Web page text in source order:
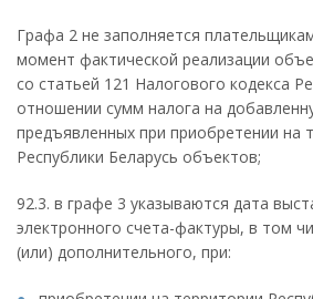
Графа 2 не заполняется
момент фактической реализации
со статьей 121 Налогового кодекса
отношении сумм налога на
предъявленных при приобретении на
Республики Беларусь объектов;
92.3. в графе 3 указываются дата
электронного счета-фактуры, в том
(или) дополнительного, при: